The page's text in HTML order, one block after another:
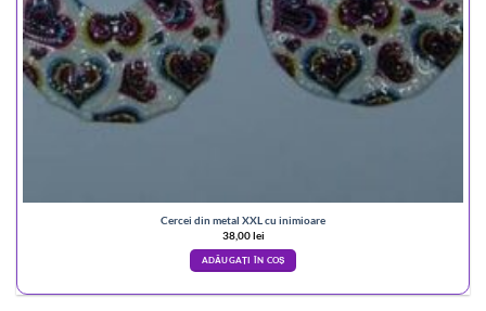
Cercei din metal XXL cu inimioare
38,00lei
ADĂUGAȚI ÎN COȘ